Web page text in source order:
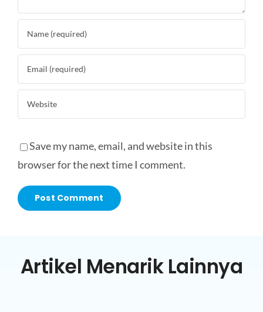
Save my name, email, and website in this
browser for the next time I comment.
Artikel Menarik Lainnya